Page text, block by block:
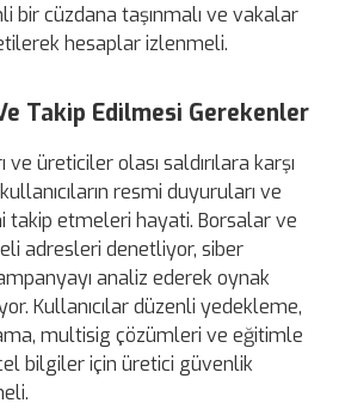
bir cüzdana taşınmalı ve vakalar
hesaplar izlenmeli.
Takip Edilmesi Gerekenler
üreticiler olası saldırılara karşı
resmi duyuruları ve
takip etmeleri hayati. Borsalar ve
adresleri denetliyor, siber
analiz ederek oynak
Kullanıcılar düzenli yedekleme,
multisig çözümleri ve eğitimle
bilgiler için üretici güvenlik